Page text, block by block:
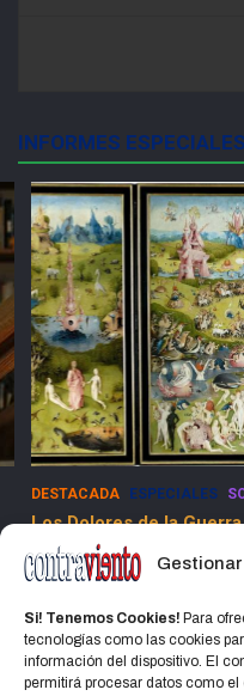
Si! Tenemos Cookies! Para
tecnologías como las cookies
información del dispositivo. El
permitirá procesar datos como
INFORMES ESPECIALES
DESTACADA ESPECIALES
Los Dolores de la
13 marzo, 2025